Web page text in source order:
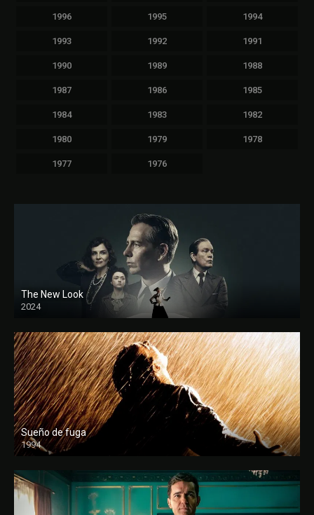
1996 1995 1994
1993 1992 1991
1990 1989 1988
1987 1986 1985
1984 1983 1982
1980 1979 1978
1977 1976
The New Look
2024
Sueño de fuga
1994
FULL HD